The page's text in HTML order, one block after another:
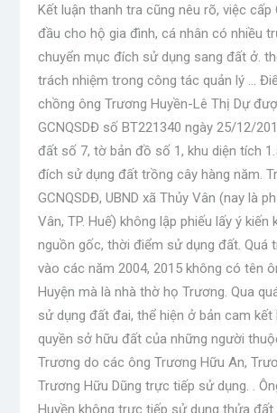
Kết luận thanh tra cũng nêu rõ, việc cấp
đầu cho hộ gia đình, cá nhân có nhiều
chuyển mục đích sử dụng sang đất ở.
trách nhiệm trong công tác quản lý …
chồng ông Trương Huyền-Lê Thị Dự
GCNQSDĐ số BT221340 ngày 25/12/
đất số 7, tờ bản đồ số 1, khu diện tích
đích sử dụng đất trồng cây hàng năm.
GCNQSDĐ, UBND xã Thủy Vân (nay là
Vân, TP. Huế) không lập phiếu lấy ý kiến
nguồn gốc, thời điểm sử dụng đất. Quá
vào các năm 2004, 2015 không có tên
Huyện mà là nhà thờ họ Trương. Qua
sử dụng đất đai, thể hiện ở bản cam kết
quyền sở hữu đất của những người
Trương do các ông Trương Hữu An,
Trương Hữu Dũng trực tiếp sử dụng. .
Huyền không trực tiếp sử dụng thửa